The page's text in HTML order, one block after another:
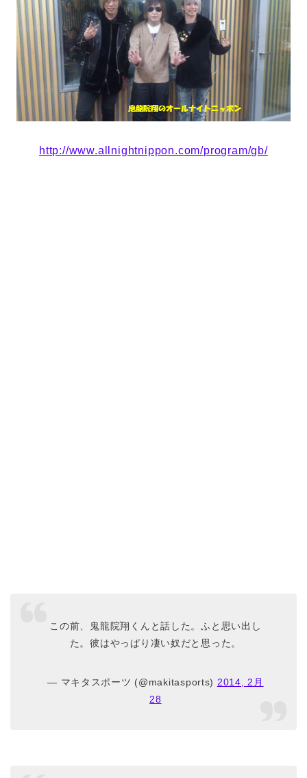
http://www.allnightnippon.com/program/gb/
この前、鬼龍院翔くんと話した。ふと思い出し
た。彼はやっぱり凄い奴だと思った。
— マキタスポーツ (@makitasports) 2014, 2月
28